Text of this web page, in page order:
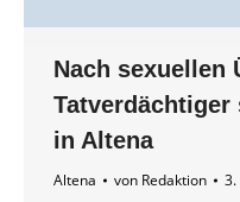
Nach sexuellen
in Altena
Altena von Redaktion 3.